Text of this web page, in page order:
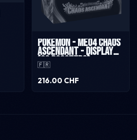
Pokémon - ME04 Chaos
Ascendant - Display
(36 boosters)
🇫🇷
216.00 CHF